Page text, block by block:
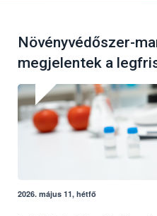
Növényvédőszer-
megjelentek a
2026. május 11, hétfő